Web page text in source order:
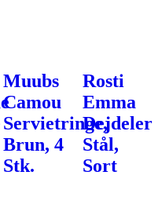
Muubs
Camou
Servietringe,
Brun, 4
Stk.
Rosti
Emma
Dejdeler
Stål,
Sort